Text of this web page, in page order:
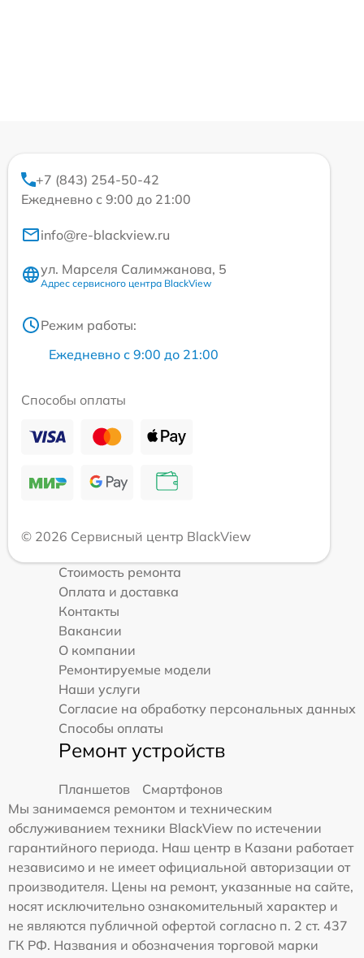
+7 (843) 254-50-42
Ежедневно с 9:00 до 21:00
info@re-blackview.ru
ул. Марселя Салимжанова, 5
Адрес сервисного центра BlackView
Режим работы:
Ежедневно с 9:00 до 21:00
Способы оплаты
© 2026 Сервисный центр BlackView
Стоимость ремонта
Оплата и доставка
Контакты
Вакансии
О компании
Ремонтируемые модели
Наши услуги
Согласие на обработку персональных данных
Способы оплаты
Ремонт устройств
Планшетов
Смартфонов
Мы занимаемся ремонтом и техническим
обслуживанием техники BlackView по истечении
гарантийного периода. Наш центр в Казани работает
независимо и не имеет официальной авторизации от
производителя. Цены на ремонт, указанные на сайте,
носят исключительно ознакомительный характер и
не являются публичной офертой согласно п. 2 ст. 437
ГК РФ. Названия и обозначения торговой марки